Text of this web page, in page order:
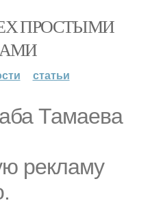
ПРОСТЫМИ
статьи
Тамаева
рекламу